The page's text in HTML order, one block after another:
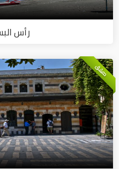
رأس
دمشق